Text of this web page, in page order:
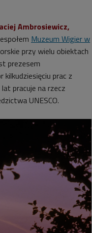
Ambrosiewicz,
Muzeum Wigier w
przy wielu obiektach
prezesem
prac z
pracuje na rzecz
UNESCO.